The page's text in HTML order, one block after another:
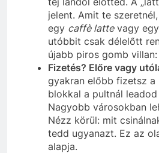
jelent. Amit te
egy caffè lattevagy egy
utóbbit csak délelőtt
újabb piros gomb
Fizetés? Előre vagy
gyakran előbb fizetsz a
blokkal a pultnál
Nagyobb városokban
Nézz körül: mit
tedd ugyanazt. Ez az
alapja.